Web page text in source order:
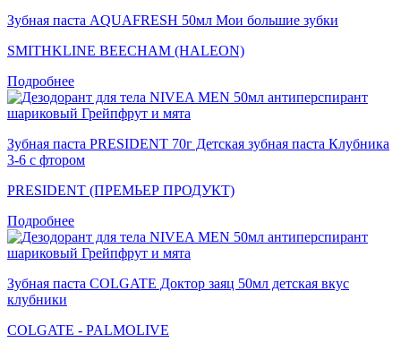
Зубная паста AQUAFRESH 50мл Мои большие зубки
SMITHKLINE BEECHAM (HALEON)
Подробнее
Зубная паста PRESIDENT 70г Детская зубная паста Клубника
3-6 с фтором
PRESIDENT (ПРЕМЬЕР ПРОДУКТ)
Подробнее
Зубная паста COLGATE Доктор заяц 50мл детская вкус
клубники
COLGATE - PALMOLIVE